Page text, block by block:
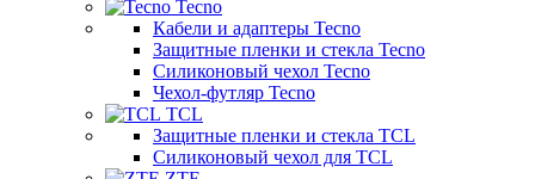
Tecno
Кабели и адаптеры Tecno
Защитные пленки и стекла Tecno
Силиконовый чехол Tecno
Чехол-футляр Tecno
TCL
Защитные пленки и стекла TCL
Силиконовый чехол для TCL